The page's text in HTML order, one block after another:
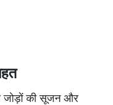
जोड़ों की सूजन और